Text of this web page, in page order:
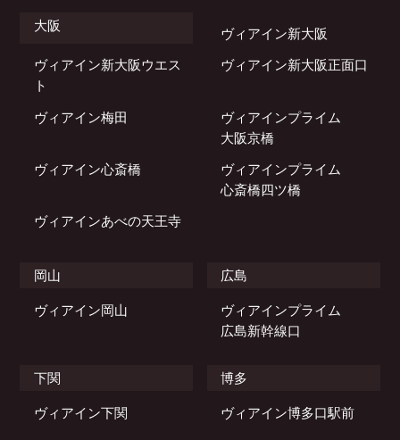
大阪
ヴィアイン新大阪
ヴィアイン新大阪ウエス
ト
ヴィアイン新大阪正面口
ヴィアイン梅田
ヴィアインプライム
大阪京橋
ヴィアイン心斎橋
ヴィアインプライム
心斎橋四ツ橋
ヴィアインあべの天王寺
岡山
ヴィアイン岡山
広島
ヴィアインプライム
広島新幹線口
下関
ヴィアイン下関
博多
ヴィアイン博多口駅前